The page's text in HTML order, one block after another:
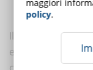
rilevante,
Il mercato
espansione,
crescente
maggiori
policy.